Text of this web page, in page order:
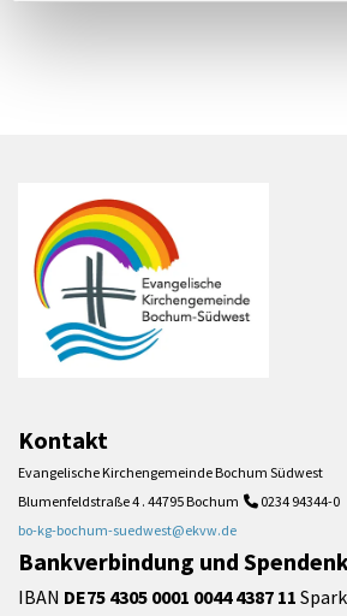
Kontakt
Evangelische Kirchengemeinde Bochum Südwest
Blumenfeldstraße 4 . 44795 Bochum  0234 94344-0
bo-kg-bochum-suedwest@ekvw.de
Bankverbindung und
IBAN DE75 4305 0001 0044 4387 11